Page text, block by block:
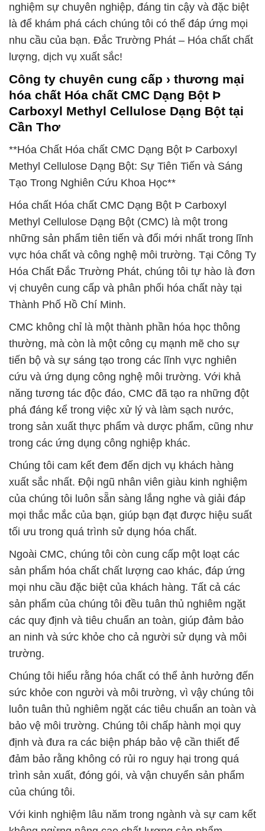
nghiệm sự chuyên nghiệp, đáng tin cậy và đặc biệt
là để khám phá cách chúng tôi có thể đáp ứng mọi
nhu cầu của bạn. Đắc Trường Phát – Hóa chất chất
lượng, dịch vụ xuất sắc!
Công ty chuyên cung cấp › thương mại
hóa chất Hóa chất CMC Dạng Bột Þ
Carboxyl Methyl Cellulose Dạng Bột tại
Cần Thơ
**Hóa Chất Hóa chất CMC Dạng Bột Þ Carboxyl
Methyl Cellulose Dạng Bột: Sự Tiên Tiến và Sáng
Tạo Trong Nghiên Cứu Khoa Học**
Hóa chất Hóa chất CMC Dạng Bột Þ Carboxyl
Methyl Cellulose Dạng Bột (CMC) là một trong
những sản phẩm tiên tiến và đổi mới nhất trong lĩnh
vực hóa chất và công nghệ môi trường. Tại Công Ty
Hóa Chất Đắc Trường Phát, chúng tôi tự hào là đơn
vị chuyên cung cấp và phân phối hóa chất này tại
Thành Phố Hồ Chí Minh.
CMC không chỉ là một thành phần hóa học thông
thường, mà còn là một công cụ mạnh mẽ cho sự
tiến bộ và sự sáng tạo trong các lĩnh vực nghiên
cứu và ứng dụng công nghệ môi trường. Với khả
năng tương tác độc đáo, CMC đã tạo ra những đột
phá đáng kể trong việc xử lý và làm sạch nước,
trong sản xuất thực phẩm và dược phẩm, cũng như
trong các ứng dụng công nghiệp khác.
Chúng tôi cam kết đem đến dịch vụ khách hàng
xuất sắc nhất. Đội ngũ nhân viên giàu kinh nghiệm
của chúng tôi luôn sẵn sàng lắng nghe và giải đáp
mọi thắc mắc của bạn, giúp bạn đạt được hiệu suất
tối ưu trong quá trình sử dụng hóa chất.
Ngoài CMC, chúng tôi còn cung cấp một loạt các
sản phẩm hóa chất chất lượng cao khác, đáp ứng
mọi nhu cầu đặc biệt của khách hàng. Tất cả các
sản phẩm của chúng tôi đều tuân thủ nghiêm ngặt
các quy định và tiêu chuẩn an toàn, giúp đảm bảo
an ninh và sức khỏe cho cả người sử dụng và môi
trường.
Chúng tôi hiểu rằng hóa chất có thể ảnh hưởng đến
sức khỏe con người và môi trường, vì vậy chúng tôi
luôn tuân thủ nghiêm ngặt các tiêu chuẩn an toàn và
bảo vệ môi trường. Chúng tôi chấp hành mọi quy
định và đưa ra các biện pháp bảo vệ cần thiết để
đảm bảo rằng không có rủi ro nguy hại trong quá
trình sản xuất, đóng gói, và vận chuyển sản phẩm
của chúng tôi.
Với kinh nghiệm lâu năm trong ngành và sự cam kết